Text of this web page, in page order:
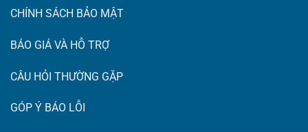
CHÍNH SÁCH BẢO MẬT
BÁO GIÁ VÀ HỖ TRỢ
CÂU HỎI THƯỜNG GẶP
GÓP Ý BÁO LỖI